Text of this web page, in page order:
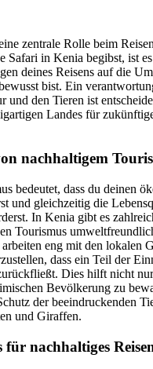
zentrale Rolle beim
Safari in Kenia begibst, ist
deines Reisens auf die
bist. Ein
und den Tieren ist
Landes für
nachhaltigem
bedeutet, dass du deinen
und gleichzeitig die
In Kenia gibt es
Tourismus
eng mit den lokalen
dass ein Teil der
Dies hilft nicht
Bevölkerung zu
der beeindruckenden
und Giraffen.
nachhaltiges